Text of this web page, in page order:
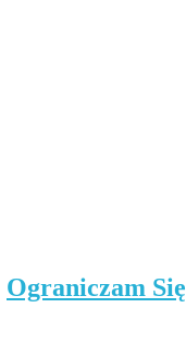
Ograniczam Się